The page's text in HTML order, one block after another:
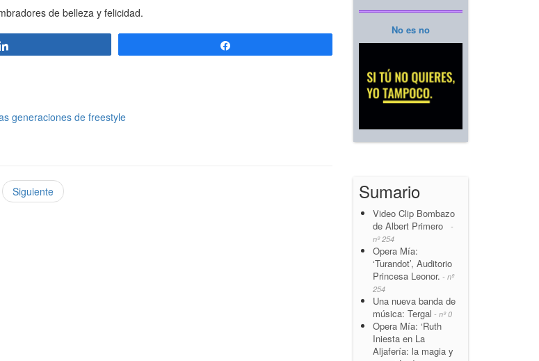
de belleza y felicidad.
generaciones de freestyle
Siguiente
No es no
Sumario
Video Clip Bombazo
de Albert Primero
-
nº 254
Opera Mía:
‘Turandot’, Auditorio
Princesa Leonor. - nº
254
Una nueva banda de
música: Tergal - nº 0
Opera Mía: ‘Ruth
Iniesta en La
Aljafería: la magia y